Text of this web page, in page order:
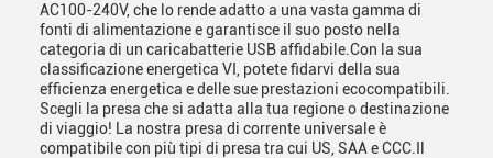
AC100-240V, che lo rende adatto a una vasta gamma di
fonti di alimentazione e garantisce il suo posto nella
categoria di un caricabatterie USB affidabile.Con la sua
classificazione energetica VI, potete fidarvi della sua
efficienza energetica e delle sue prestazioni ecocompatibili.
Scegli la presa che si adatta alla tua regione o destinazione
di viaggio! La nostra presa di corrente universale è
compatibile con più tipi di presa tra cui US, SAA e CCC.Il